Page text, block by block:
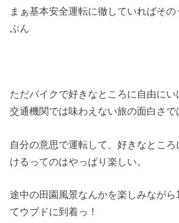
まぁ基本安全運転に徹していればそ
ぶん
ただバイクで好きなところに自由に
交通機関では味わえない旅の面白さで
自分の意思で運転して、好きなとこ
けるってのはやっぱり楽しい。
途中の田園風景なんかを楽しみなが
てウブドに到着っ！